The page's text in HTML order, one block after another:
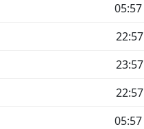
05:57
22:57
23:57
22:57
05:57